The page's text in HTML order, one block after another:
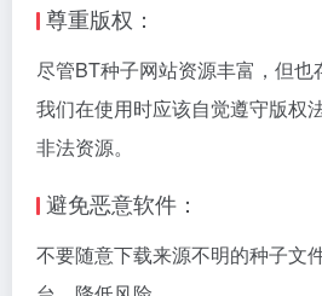
尊重版权：
尽管BT种子网站资源丰富，但也
我们在使用时应该自觉遵守版权
非法资源。
避免恶意软件：
不要随意下载来源不明的种子文